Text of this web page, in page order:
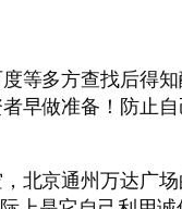
等多方查找后得
早做准备！防止自
京通州万达广场